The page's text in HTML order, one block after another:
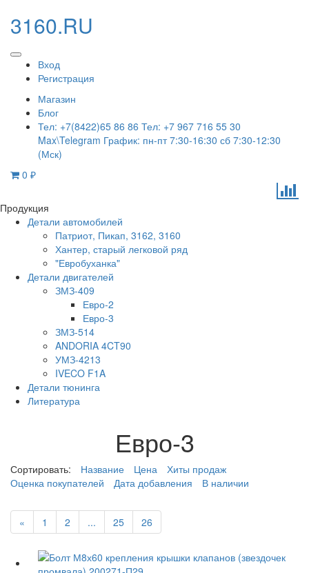
3160.RU
Вход
Регистрация
Магазин
Блог
Тел: +7(8422)65 86 86 Тел: +7 967 716 55 30
Max\Telegram График: пн-пт 7:30-16:30 сб 7:30-12:30
(Мск)
0 ₽
Продукция
Детали автомобилей
Патриот, Пикап, 3162, 3160
Хантер, старый легковой ряд
"Евробуханка"
Детали двигателей
ЗМЗ-409
Евро-2
Евро-3
ЗМЗ-514
ANDORIA 4CT90
УМЗ-4213
IVECO F1A
Детали тюнинга
Литература
Евро-3
Сортировать: Название Цена
Хиты продаж
Оценка покупателей
Дата добавления В наличии
« 1 2 ... 25 26